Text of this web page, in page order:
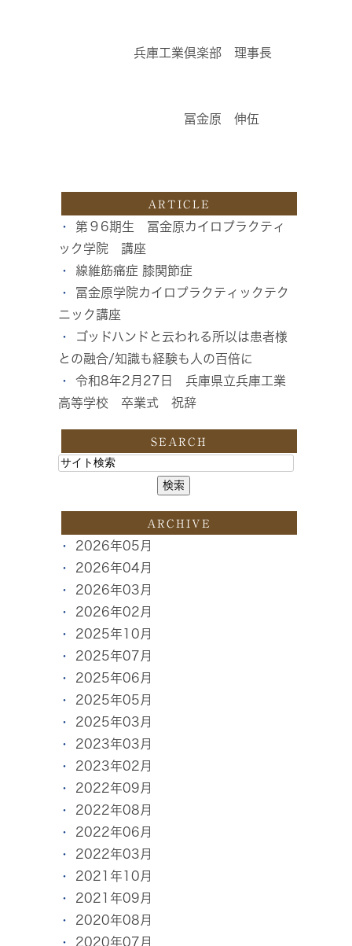
兵庫工業倶楽部 理事長
冨金原 伸伍
ARTICLE
第９6期生 冨金原カイロプラクティ
ック学院 講座
線維筋痛症 膝関節症
冨金原学院カイロプラクティックテク
ニック講座
ゴッドハンドと云われる所以は患者様
との融合/知識も経験も人の百倍に
令和8年2月27日 兵庫県立兵庫工業
高等学校 卒業式 祝辞
SEARCH
ARCHIVE
2026年05月
2026年04月
2026年03月
2026年02月
2025年10月
2025年07月
2025年06月
2025年05月
2025年03月
2023年03月
2023年02月
2022年09月
2022年08月
2022年06月
2022年03月
2021年10月
2021年09月
2020年08月
2020年07月